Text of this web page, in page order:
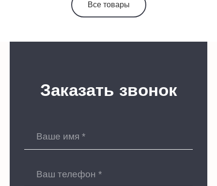
Все товары
Заказать звонок